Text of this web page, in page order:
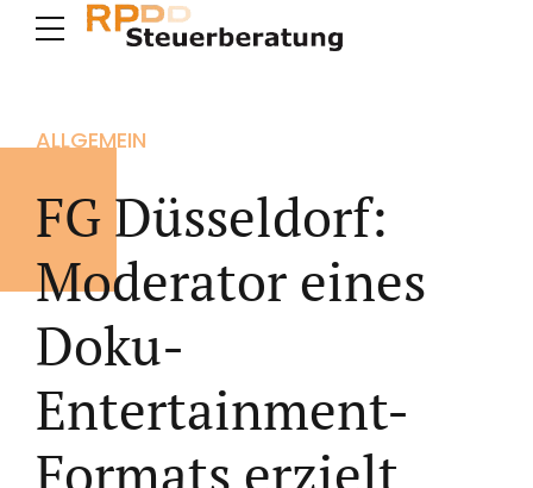
ALLGEMEIN
FG Düsseldorf:
Moderator eines
Doku-
Entertainment-